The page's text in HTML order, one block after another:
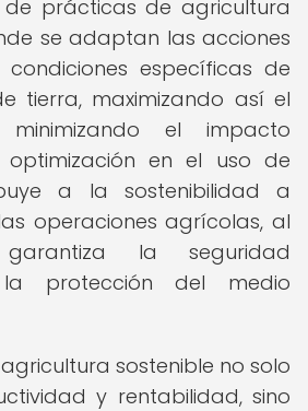
de prácticas de agricultura
se adaptan las acciones
específicas de
tierra, maximizando así el
el impacto
optimización en el uso de
a la sostenibilidad a
operaciones agrícolas, al
la seguridad
protección del medio
sostenible no solo
y rentabilidad, sino